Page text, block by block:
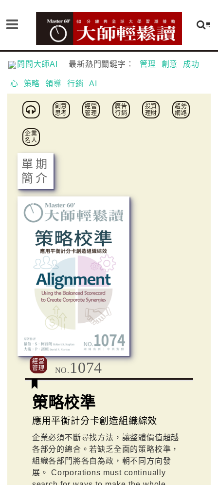
問問大師AI 最新熱門關鍵字： 管理 創意 成功
心 策略 領導 行銷 AI
創意
思考
經營
管理
廣告
行銷
投資
理財
趨勢
網路
企業
名人
單期
簡介
經營
管理
NO. 1074
策略校準
應用平衡計分卡創造組織綜效
企業必須不斷尋找方法，讓整體價值超越
各部分的總合。若缺乏全面的策略校準，
組織各部門將各自為政，朝不同方向發
展。 Corporations must continually